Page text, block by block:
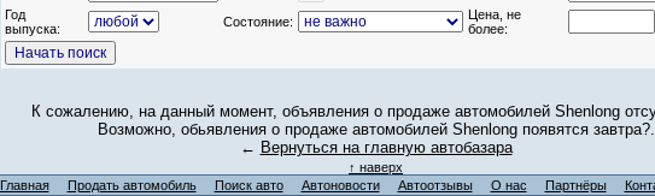
Год
выпуска:
Состояние:
Цена, не
более:
К сожалению, на данный момент, объявления о продаже автомобилей Shenlong
Возможно, обьявления о продаже автомобилей Shenlong появятся завтра?.
← Вернуться на главную автобазара
↑ наверх
Главная
Продать автомобиль Поиск авто Автоновости Автоотзывы О нас Партнёры